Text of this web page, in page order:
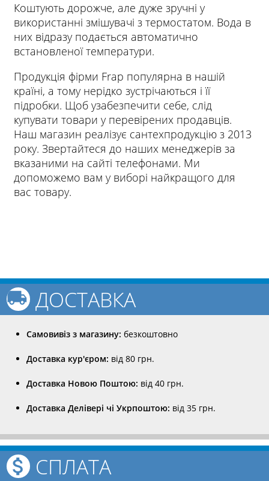
Коштують дорожче, але дуже зручні у
використанні змішувачі з термостатом. Вода в
них відразу подається автоматично
встановленої температури.
Продукція фірми Frap популярна в нашій
країні, а тому нерідко зустрічаються і її
підробки. Щоб узабезпечити себе, слід
купувати товари у перевірених продавців.
Наш магазин реалізує сантехпродукцію з 2013
року. Звертайтеся до наших менеджерів за
вказаними на сайті телефонами. Ми
допоможемо вам у виборі найкращого для
вас товару.
ДОСТАВКА
Самовивіз з магазину: безкоштовно
Доставка кур'єром: від 80 грн.
Доставка Новою Поштою: від 40 грн.
Доставка Делівері чі Укрпоштою: від 35 грн.
СПЛАТА